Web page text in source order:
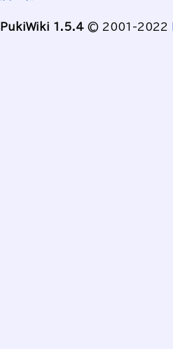
PukiWiki 1.5.4 © 2001-2022